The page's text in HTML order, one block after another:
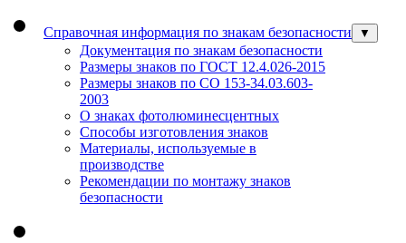
Справочная информация по знакам безопасности ▼
Документация по знакам безопасности
Размеры знаков по ГОСТ 12.4.026-2015
Размеры знаков по СО 153-34.03.603-
2003
О знаках фотолюминесцентных
Способы изготовления знаков
Материалы, используемые в
производстве
Рекомендации по монтажу знаков
безопасности